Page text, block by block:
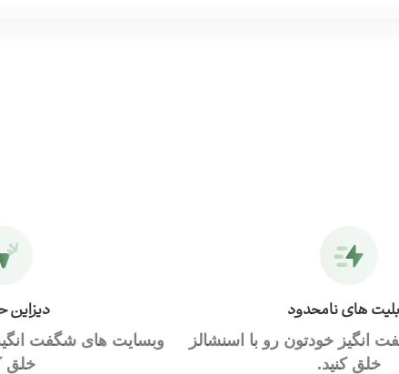
های نامحدود
انگیز خودتون رو با اسنشالز
خلق کنید.
دیزاین
وبسایت های شگفت
خلق